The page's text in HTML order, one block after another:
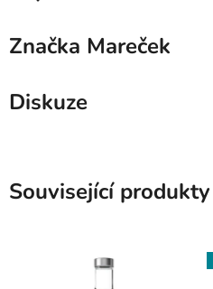
Značka Mareček
Diskuze
Související produkty